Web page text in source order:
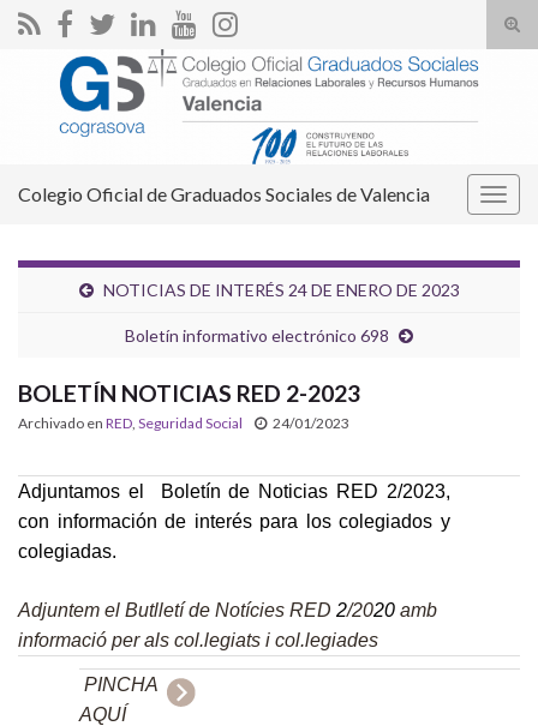
el
Search for:
Colegio Oficial de Graduados Sociales de Valencia
NOTICIAS DE INTERÉS 24 DE ENERO DE 2023
Boletín informativo electrónico 698
BOLETÍN NOTICIAS RED 2-2023
Archivado en RED Seguridad Social 24/01/2023
Adjuntamos el Boletín de Noticias RED 2/2023,
con información de interés para los colegiados y
colegiadas.
Adjuntem el Butlletí de Notícies RED 2/2020 amb
informació per als col.legiats i col.legiades
PINCHA
AQUÍ